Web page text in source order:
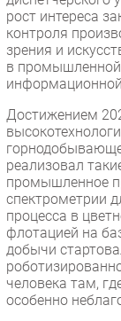
рост интереса
контроля
зрения и
в промышленной
информационной
Достижением
реализовал
промышленное
спектрометрии
процесса в
флотацией на
добычи
человека там,
особенно